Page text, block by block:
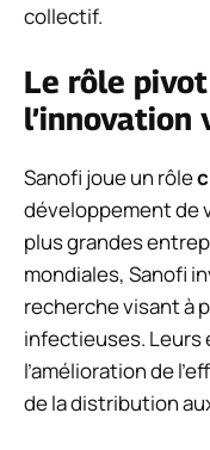
collectif.
Le rôle
l’innovation
Sanofi joue un rôle
développement de
plus grandes
mondiales, Sanofi
recherche visant à
infectieuses.
l’amélioration de
de la distribution